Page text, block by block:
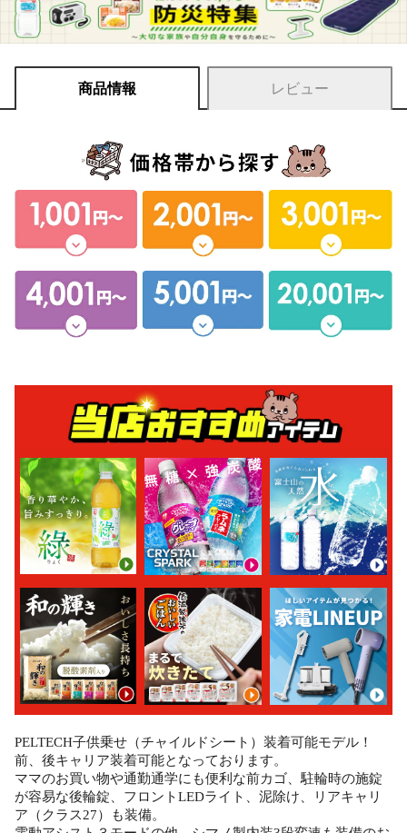
商品情報 レビュー
PELTECH子供乗せ（チャイルドシート）装着可能モデル！
前、後キャリア装着可能となっております。
ママのお買い物や通勤通学にも便利な前カゴ、駐輪時の施錠
が容易な後輪錠、フロントLEDライト、泥除け、リアキャリ
ア（クラス27）も装備。